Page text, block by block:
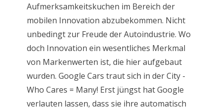
Aufmerksamkeitskuchen im Bereich der
mobilen Innovation abzubekommen. Nicht
unbedingt zur Freude der Autoindustrie. Wo
doch Innovation ein wesentliches Merkmal
von Markenwerten ist, die hier aufgebaut
wurden. Google Cars traut sich in der City -
Who Cares = Many! Erst jüngst hat Google
verlauten lassen, dass sie ihre automatisch